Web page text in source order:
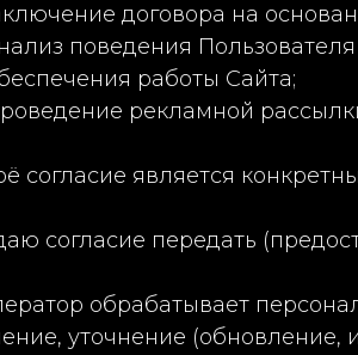
договора на
поведения
работы Сайта;
рекламной
согласие является
согласие передать
обрабатывает
уточнение (обновление,